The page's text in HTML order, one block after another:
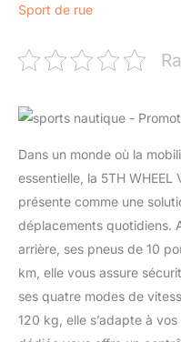
Sport de rue
Dans un monde où la
essentielle, la 5TH
présente comme une
déplacements quotidiens.
arrière, ses pneus de 10
km, elle vous assure
ses quatre modes de
120 kg, elle s’adapte à